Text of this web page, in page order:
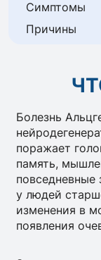
Симптомы
Причины
Болезнь
поражает
память,
повседневные
у людей
изменения в
появления